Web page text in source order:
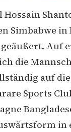
Simbabwe
geäußert. Auf
die
auf
Sports
in